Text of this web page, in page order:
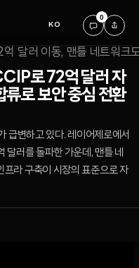
KO
0
로 72억 달러 자
류로 보안 중심 전환
급변하고 있다. 레이어제로에서
러를 돌파한 가운데, 맨틀 네
프라 구축이 시장의 표준으로 자